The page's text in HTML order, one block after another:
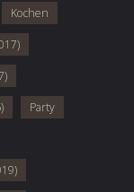
Kochen
Party